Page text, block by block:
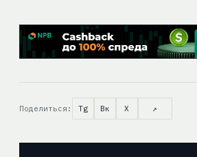
Поделиться: Tg Вк X ↗